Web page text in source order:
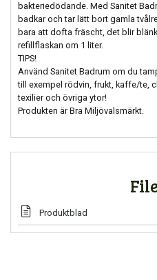
bakteriedödande. Med Sanitet
badkar och tar lätt bort gamla
bara att dofta fräscht, det blir
refillflaskan om 1 liter.
TIPS!
Använd Sanitet Badrum om du
till exempel rödvin, frukt, kaffe/te,
texilier och övriga ytor!
Produkten är Bra Miljövalsmärkt.
Produktblad